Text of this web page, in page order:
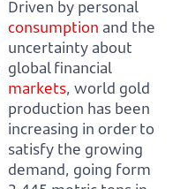
Driven by personal
consumption and the
uncertainty about
global financial
markets, world gold
production has been
increasing in order to
satisfy the growing
demand, going form